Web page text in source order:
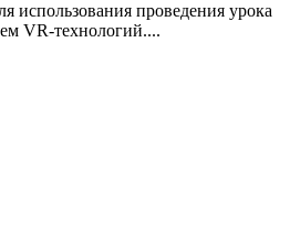
использования проведения урока
VR-технологий....